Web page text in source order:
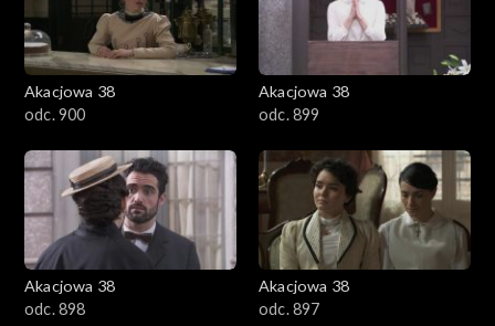
Akacjowa 38
odc. 900
Akacjowa 38
odc. 899
Akacjowa 38
odc. 898
Akacjowa 38
odc. 897